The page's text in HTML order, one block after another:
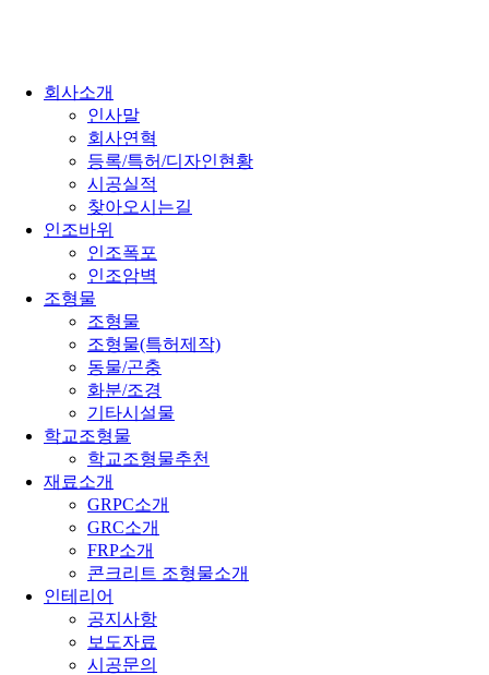
회사소개
인사말
회사연혁
등록/특허/디자인현황
시공실적
찾아오시는길
인조바위
인조폭포
인조암벽
조형물
조형물
조형물(특허제작)
동물/곤충
화분/조경
기타시설물
학교조형물
학교조형물추천
재료소개
GRPC소개
GRC소개
FRP소개
콘크리트 조형물소개
인테리어
공지사항
보도자료
시공문의